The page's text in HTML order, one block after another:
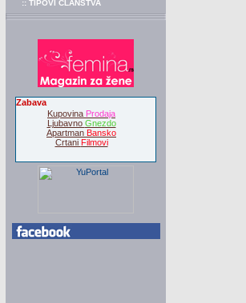
:: TIPOVI ČLANSTVA
Zabava
Kupovina Prodaja
Ljubavno Gnezdo
Apartman Bansko
Crtani Filmovi